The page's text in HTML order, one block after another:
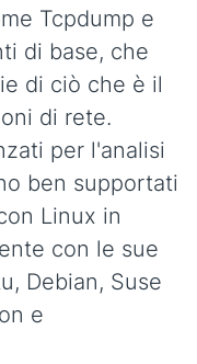
Tcpdump e
di base, che
di ciò che è il
di rete.
per l'analisi
ben supportati
Linux in
con le sue
Debian, Suse
e